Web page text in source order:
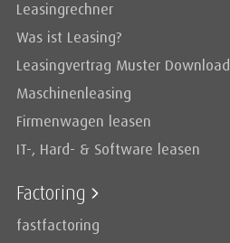
Leasingrechner
Was ist Leasing?
Leasingvertrag Muster Download
Maschinenleasing
Firmenwagen leasen
IT-, Hard- & Software leasen
Factoring
fastfactoring